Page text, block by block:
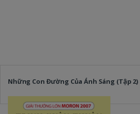
Những Con Đường Của Ánh Sáng (Tập 2)